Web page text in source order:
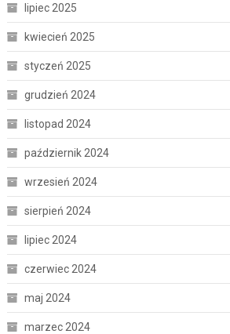
lipiec 2025
kwiecień 2025
styczeń 2025
grudzień 2024
listopad 2024
październik 2024
wrzesień 2024
sierpień 2024
lipiec 2024
czerwiec 2024
maj 2024
marzec 2024